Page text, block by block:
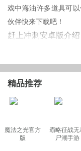
戏中海油许多道具可
伙伴快来下载吧！
赶上冲刺安卓版介绍
在闯关的时候你的任
关卡挑战的胜利。操
致游戏体验。当然，
来隐藏自己，从而躲避
赶上冲刺手机版特色
精品推荐
魔法之光官方
版
霸略征战无
尸潮手游